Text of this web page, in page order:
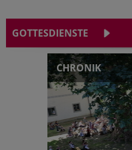
GOTTESDIENSTE
CHRONIK